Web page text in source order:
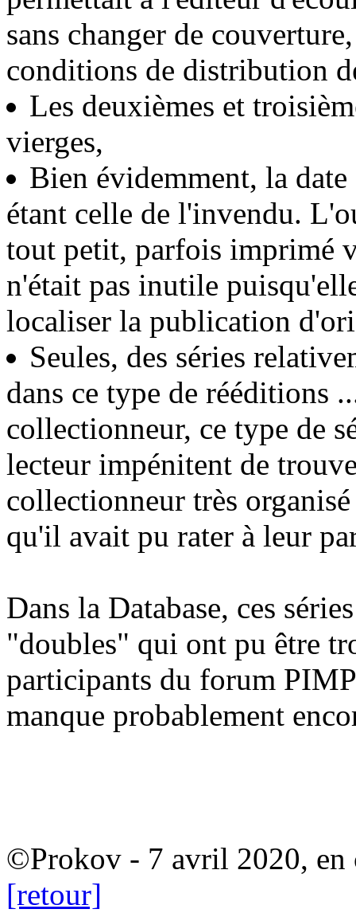
sans changer de
conditions de distribution
Les deuxièmes et
vierges,
Bien évidemment, la
étant celle de l'invendu.
tout petit, parfois imprimé
n'était pas inutile
localiser la publication
Seules, des séries
dans ce type de rééditions
collectionneur, ce type de
lecteur impénitent de
collectionneur très
qu'il avait pu rater à leur
Dans la Database, ces
"doubles" qui ont pu être
participants du forum
manque probablement
©Prokov - 7 avril 2020, en
[retour]